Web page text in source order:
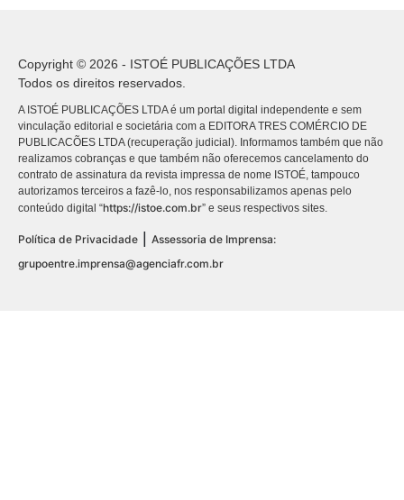
Copyright © 2026 - ISTOÉ PUBLICAÇÕES LTDA
Todos os direitos reservados.
A ISTOÉ PUBLICAÇÕES LTDA é um portal digital independente e sem
vinculação editorial e societária com a EDITORA TRES COMÉRCIO DE
PUBLICACÕES LTDA (recuperação judicial). Informamos também que não
realizamos cobranças e que também não oferecemos cancelamento do
contrato de assinatura da revista impressa de nome ISTOÉ, tampouco
autorizamos terceiros a fazê-lo, nos responsabilizamos apenas pelo
conteúdo digital “https://istoe.com.br” e seus respectivos sites.
Política de Privacidade
Assessoria de Imprensa:
grupoentre.imprensa@agenciafr.com.br